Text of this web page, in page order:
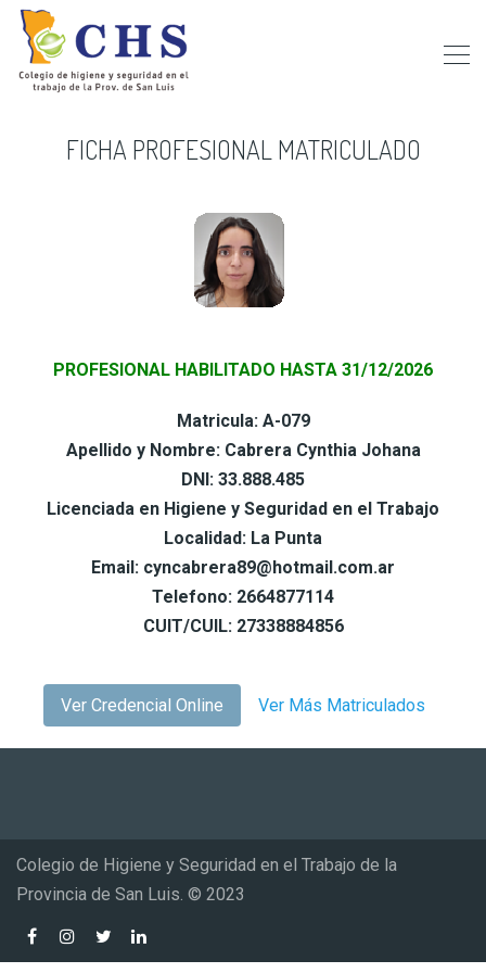
FICHA PROFESIONAL MATRICULADO
PROFESIONAL HABILITADO HASTA 31/12/2026
Matricula: A-079
Apellido y Nombre: Cabrera Cynthia Johana
DNI: 33.888.485
Licenciada en Higiene y Seguridad en el Trabajo
Localidad: La Punta
Email: cyncabrera89@hotmail.com.ar
Telefono: 2664877114
CUIT/CUIL: 27338884856
Ver Credencial Online Ver Más Matriculados
Colegio de Higiene y Seguridad en el Trabajo de la
Provincia de San Luis. © 2023